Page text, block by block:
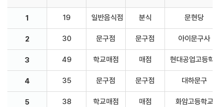
1 19 일반음식점 분식 문현당
2 30 문구점 문구점 아이문구사
3 49 학교매점 매점 현대공업고등학
4 35 문구점 문구점 대하문구
5 38 학교매점 매점 화암고등학교